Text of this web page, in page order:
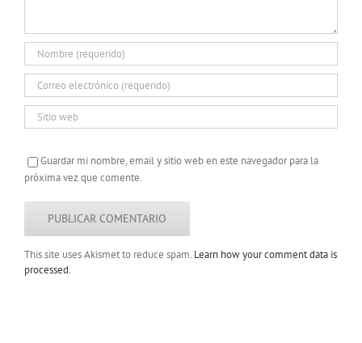
Guardar mi nombre, email y sitio web en este navegador para la
próxima vez que comente.
This site uses Akismet to reduce spam. Learn how your comment data is
processed.